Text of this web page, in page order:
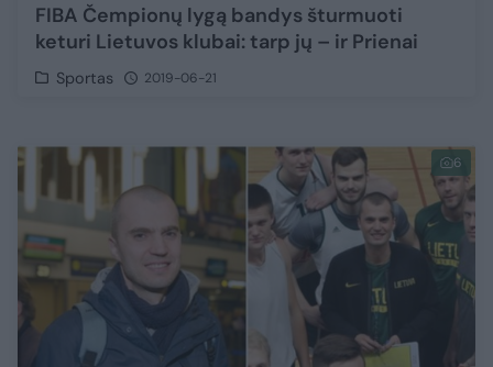
FIBA Čempionų lygą bandys šturmuoti
keturi Lietuvos klubai: tarp jų – ir Prienai
Sportas 2019-06-21
6